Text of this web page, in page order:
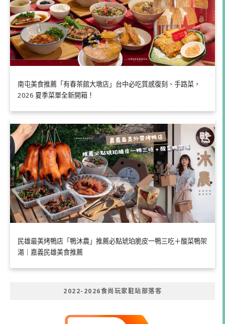
南屯美食推薦「有春茶館大墩店」台中必吃質感復刻、手路菜，
2026 夏季菜單全新開箱！
民雄最美烤鴨店「鴨沐農」推薦必點琥珀脆皮一鴨三吃＋酸菜鴨架
湯｜嘉義民雄美食推薦
2022-2026食尚玩家駐站部落客